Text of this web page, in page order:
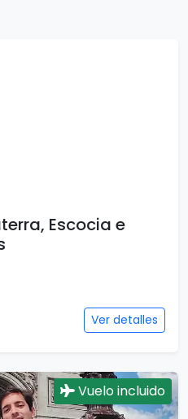
Escocia e
Ver detalles
Vuelo incluido